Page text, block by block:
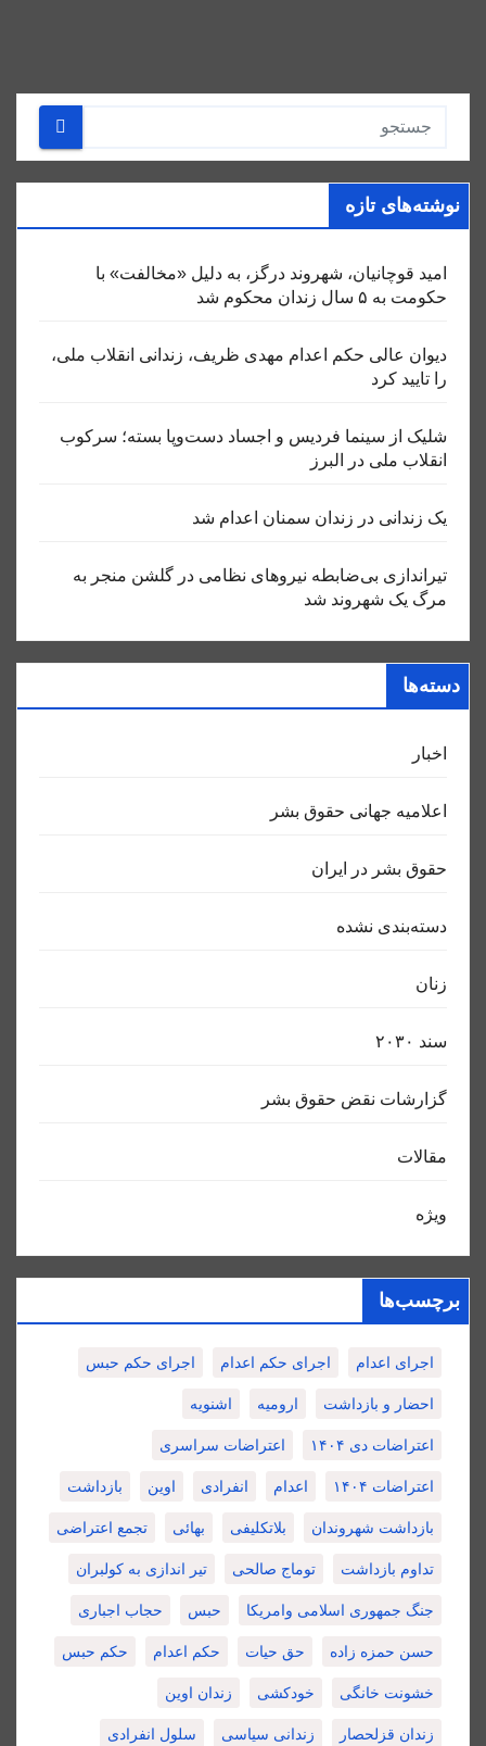
نوشته‌های تازه
امید قوچانیان، شهروند درگز، به دلیل «مخالفت» با
حکومت به ۵ سال زندان محکوم شد
دیوان عالی حکم اعدام مهدی ظریف، زندانی انقلاب ملی،
را تایید کرد
شلیک از سینما فردیس و اجساد دست‌وپا بسته؛ سرکوب
انقلاب ملی در البرز
یک زندانی در زندان سمنان اعدام شد
تیراندازی بی‌ضابطه نیروهای نظامی در گلشن منجر به
مرگ یک شهروند شد
دسته‌ها
اخبار
اعلاميه جهانی حقوق بشر
حقوق بشر در ایران
دسته‌بندی نشده
زنان
سند ٢٠٣٠
گزارشات نقض حقوق بشر
مقالات
ویژه
برچسب‌ها
اجرای اعدام اجرای حکم اعدام اجرای حکم حبس
احضار و بازداشت ارومیه اشنویه
اعتراضات دی ۱۴۰۴ اعتراضات سراسری
اعتراضات ۱۴۰۴ اعدام انفرادی اوین بازداشت
بازداشت شهروندان بلاتکلیفی بهائی تجمع اعتراضی
تداوم بازداشت توماج صالحی تیر اندازی به کولبران
جنگ جمهوری اسلامی وامریکا حبس حجاب اجباری
حسن حمزه زاده حق حیات حکم اعدام حکم حبس
خشونت خانگی خودکشی زندان اوین
زندان قزلحصار زندانی سیاسی سلول انفرادی